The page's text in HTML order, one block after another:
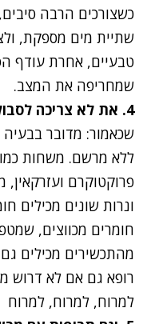
כשצורכים הרבה
שתיית מים מספקת,
טבעיים, אחרת עודף
שמחריפה את המצב.
4. את לא צריכה לסבול: יש תרופות בלי מרשם
שכאמור: מדובר
ללא מרשם. משחות כמו
פרוקטוקרם
ונרות שונים מכילים
חומרים מכווצים,
מהתכשירים מכילים
רופא גם אם לא דרוש
למרוח, למרוח, למרוח